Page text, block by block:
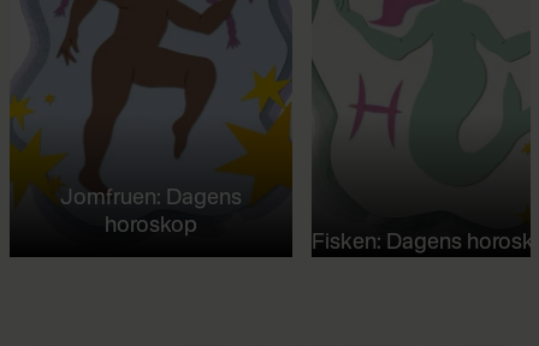
Jomfruen: Dagens
horoskop
Fisken: Dagens